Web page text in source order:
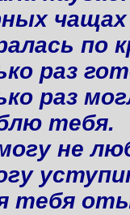
по
раз
раз
тебя.
не
тебя